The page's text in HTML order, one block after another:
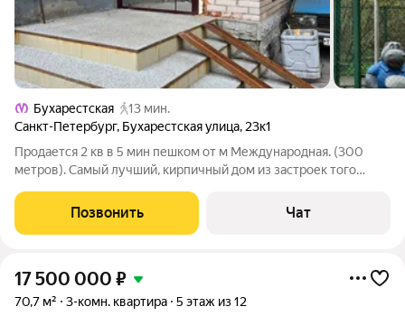
Бухарестская
13 мин.
Санкт-Петербург, Бухарестская улица, 23к1
Продается 2 кв в 5 мин пешком от м Международная. (300
метров). Самый лучший, кирпичный дом из застроек того
Сталинской застройкой. Чистая парадная. Мусоропровод.
Хорошие, спокойные соседи! Всегда
Позвонить Чат
17 500 000 ₽
70,7 м² 3-комн. квартира 5 этаж из 12